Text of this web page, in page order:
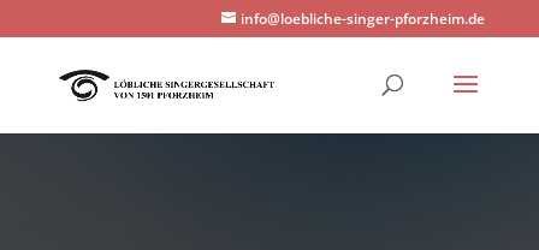
info@loebliche-singer-pforzheim.de